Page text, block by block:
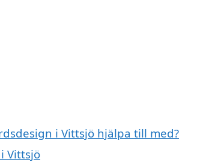
i Vittsjö hjälpa till med?
Vittsjö